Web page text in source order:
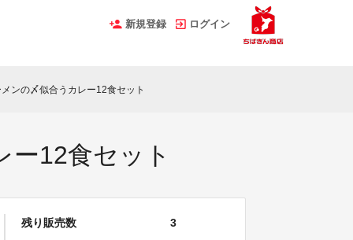
新規登録 ログイン
ンの〆似合うカレー12食セット
ー12食セット
残り販売数 3